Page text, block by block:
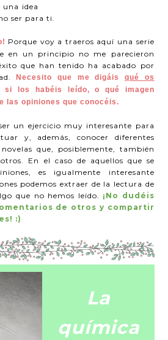
una idea
ser para ti.
Porque voy a traeros aquí una serie
en un principio no me parecieron
que han tenido ha acabado por
Necesito que me digáis qué os
si los habéis leído, o qué imagen
las opiniones que conocéis.
un ejercicio muy interesante para
y, además, conocer diferentes
que, posiblemente, también
En el caso de aquellos que se
es igualmente interesante
podemos extraer de la lectura de
que no hemos leído. ¡No dudéis
de otros y compartir
:)
La
química